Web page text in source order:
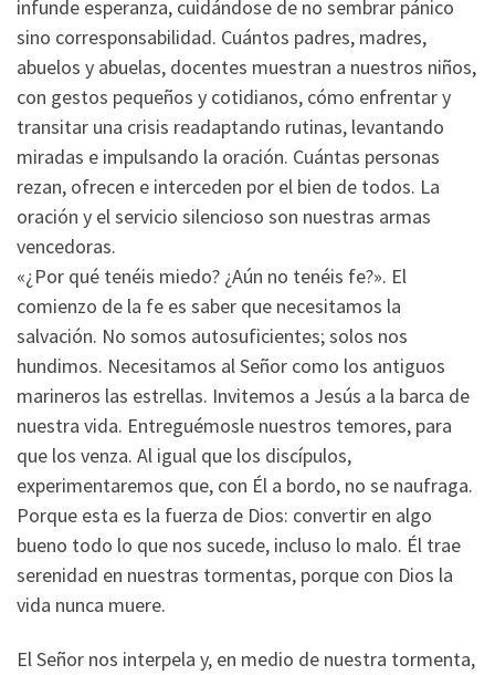
infunde esperanza, cuidándose de no sembrar pánico
sino corresponsabilidad. Cuántos padres, madres,
abuelos y abuelas, docentes muestran a nuestros niños,
con gestos pequeños y cotidianos, cómo enfrentar y
transitar una crisis readaptando rutinas, levantando
miradas e impulsando la oración. Cuántas personas
rezan, ofrecen e interceden por el bien de todos. La
oración y el servicio silencioso son nuestras armas
vencedoras.
«¿Por qué tenéis miedo? ¿Aún no tenéis fe?». El
comienzo de la fe es saber que necesitamos la
salvación. No somos autosuficientes; solos nos
hundimos. Necesitamos al Señor como los antiguos
marineros las estrellas. Invitemos a Jesús a la barca de
nuestra vida. Entreguémosle nuestros temores, para
que los venza. Al igual que los discípulos,
experimentaremos que, con Él a bordo, no se naufraga.
Porque esta es la fuerza de Dios: convertir en algo
bueno todo lo que nos sucede, incluso lo malo. Él trae
serenidad en nuestras tormentas, porque con Dios la
vida nunca muere.
El Señor nos interpela y, en medio de nuestra tormenta,